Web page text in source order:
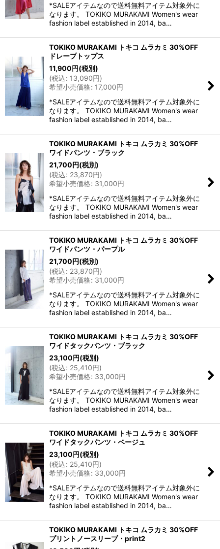
*SALEアイテムなので送料無料アイテム対象外に
なります。 TOKIKO MURAKAMI Women's wear
fashion label established in 2014, ba…
TOKIKO MURAKAMI トキコ ムラカミ 30%OFF
ドレープトップス
11,900円(税別)
(税込: 13,090円)
希望小売価格: 17,000円
*SALEアイテムなので送料無料アイテム対象外に
なります。 TOKIKO MURAKAMI Women's wear
fashion label established in 2014, ba…
TOKIKO MURAKAMI トキコ ムラカミ 30%OFF
ワイドパンツ・ブラック
21,700円(税別)
(税込: 23,870円)
希望小売価格: 31,000円
*SALEアイテムなので送料無料アイテム対象外に
なります。 TOKIKO MURAKAMI Women's wear
fashion label established in 2014, ba…
TOKIKO MURAKAMI トキコ ムラカミ 30%OFF
ワイドパンツ・パープル
21,700円(税別)
(税込: 23,870円)
希望小売価格: 31,000円
*SALEアイテムなので送料無料アイテム対象外に
なります。 TOKIKO MURAKAMI Women's wear
fashion label established in 2014, ba…
TOKIKO MURAKAMI トキコ ムラカミ 30%OFF
ワイドタックパンツ・ブラック
23,100円(税別)
(税込: 25,410円)
希望小売価格: 33,000円
*SALEアイテムなので送料無料アイテム対象外に
なります。 TOKIKO MURAKAMI Women's wear
fashion label established in 2014, ba…
TOKIKO MURAKAMI トキコ ムラカミ 30%OFF
ワイドタックパンツ・ベージュ
23,100円(税別)
(税込: 25,410円)
希望小売価格: 33,000円
*SALEアイテムなので送料無料アイテム対象外に
なります。 TOKIKO MURAKAMI Women's wear
fashion label established in 2014, ba…
TOKIKO MURAKAMI トキコ ムラカミ 30%OFF
プリントノースリーブ・print2